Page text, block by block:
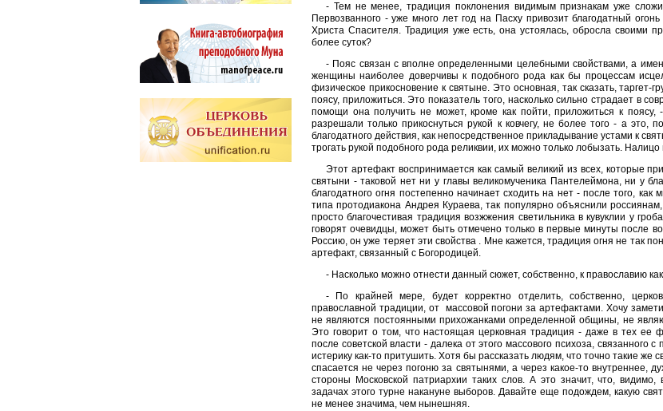
- Тем не менее, традиция поклонения видимым признакам уже
Первозванного - уже много лет год на Пасху привозит благодатный
Христа Спасителя. Традиция уже есть, она устоялась, обросла своими
более суток?
- Пояс связан с вполне определенными целебными свойствами, а
женщины наиболее доверчивы к подобного рода как бы процессам
физическое прикосновение к святыне. Это основная, так сказать,
поясу, приложиться. Это показатель того, насколько сильно страдает в
помощи она получить не может, кроме как пойти, приложиться к
разрешали только прикоснуться рукой к ковчегу, не более того - а
благодатного действия, как непосредственное прикладывание устами к
трогать рукой подобного рода реликвии, их можно только лобызать.
Этот артефакт воспринимается как самый великий из всех, которые
святыни - таковой нет ни у главы великомученика Пантелеймона, ни у
благодатного огня постепенно начинает сходить на нет - после того,
типа протодиакона Андрея Кураева, так популярно объяснили
просто благочестивая традиция возжжения светильника в кувуклии у
говорят очевидцы, может быть отмечено только в первые минуты после
Россию, он уже теряет эти свойства . Мне кажется, традиция огня не так
артефакт, связанный с Богородицей.
- Насколько можно отнести данный сюжет, собственно, к православию
- По крайней мере, будет корректно отделить, собственно,
православной традиции, от массовой погони за артефактами. Хочу
не являются постоянными прихожанками определенной общины, не
Это говорит о том, что настоящая церковная традиция - даже в тех ее
после советской власти - далека от этого массового психоза,
истерику как-то притушить. Хотя бы рассказать людям, что точно такие же
спасается не через погоню за святынями, а через какое-то
стороны Московской патриархии таких слов. А это значит, что,
задачах этого турне накануне выборов. Давайте еще подождем, какую
не менее значима, чем нынешняя.